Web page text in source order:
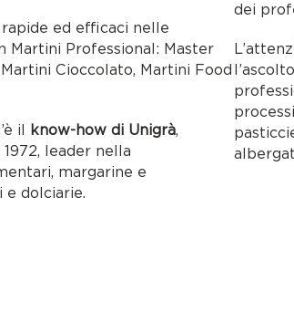
ed efficaci nelle
Martini Professional: Master
Cioccolato, Martini Food
il know-how di Unigrà,
leader nella
margarine e
dolciarie.
dei